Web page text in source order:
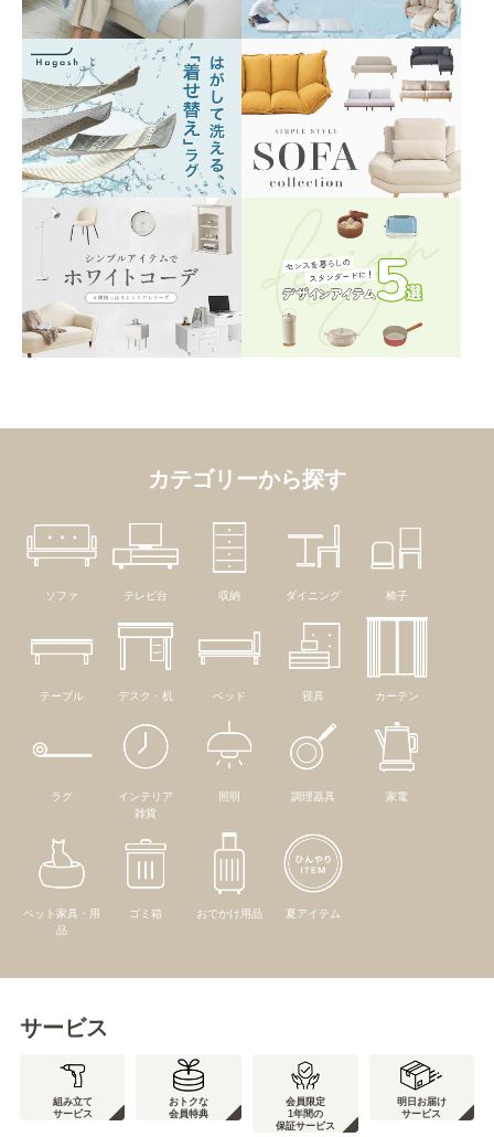
カテゴリーから探す
ソファ テレビ台 収納 ダイニング 椅子
テーブル デスク・机 ベッド 寝具 カーテン
ラグ
インテリア
雑貨
照明 調理器具 家電
ペット家具・用
品
ゴミ箱 おでかけ用品 夏アイテム
サービス
組み立て
サービス
おトクな
会員特典
会員限定
1年間の
保証サービス
明日お届け
サービス